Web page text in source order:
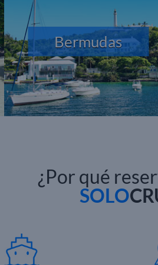
Bermudas
¿Por qué
SOLO